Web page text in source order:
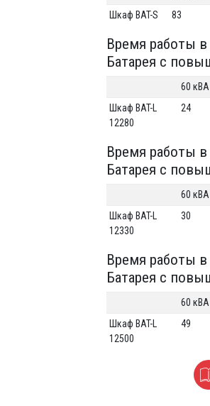
Шкаф BAT-S
83
Время работы
Батарея с
60 кВА
Шкаф BAT-L
12280
24
Время работы
Батарея с
60 кВА
Шкаф BAT-L
12330
30
Время работы
Батарея с
60 кВА
Шкаф BAT-L
12500
49